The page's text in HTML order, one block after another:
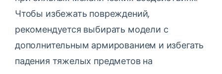
Чтобы избежать повреждений,
рекомендуется выбирать модели с
дополнительным армированием и избегать
падения тяжелых предметов на